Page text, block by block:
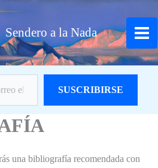
Sendero a la Nada
SUSCRIBIRSE
una bibliografía recomendada con